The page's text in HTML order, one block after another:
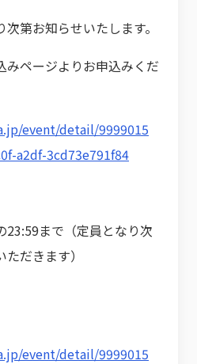
第お知らせいたします。
みページよりお申込みくだ
event/detail/9999015
a2df-3cd73e791f84
23:59まで（定員となり次
だきます）
event/detail/9999015